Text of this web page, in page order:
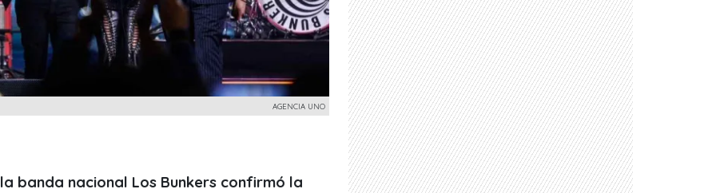
AGENCIA UNO
la banda nacional Los Bunkers confirmó la